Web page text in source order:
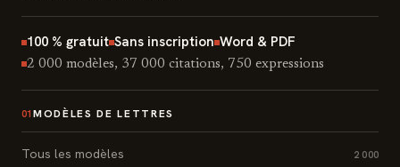
100 % gratuit Sans inscription Word & PDF
2 000 modèles, 37 000 citations, 750 expressions
01 MODÈLES DE LETTRES
Tous les modèles 2 000